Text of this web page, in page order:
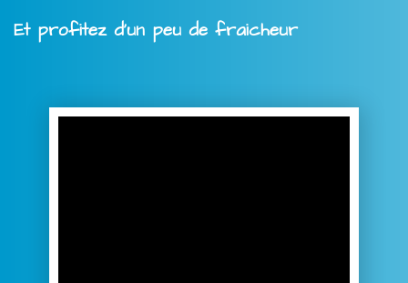
Et profitez d'un peu de fraicheur